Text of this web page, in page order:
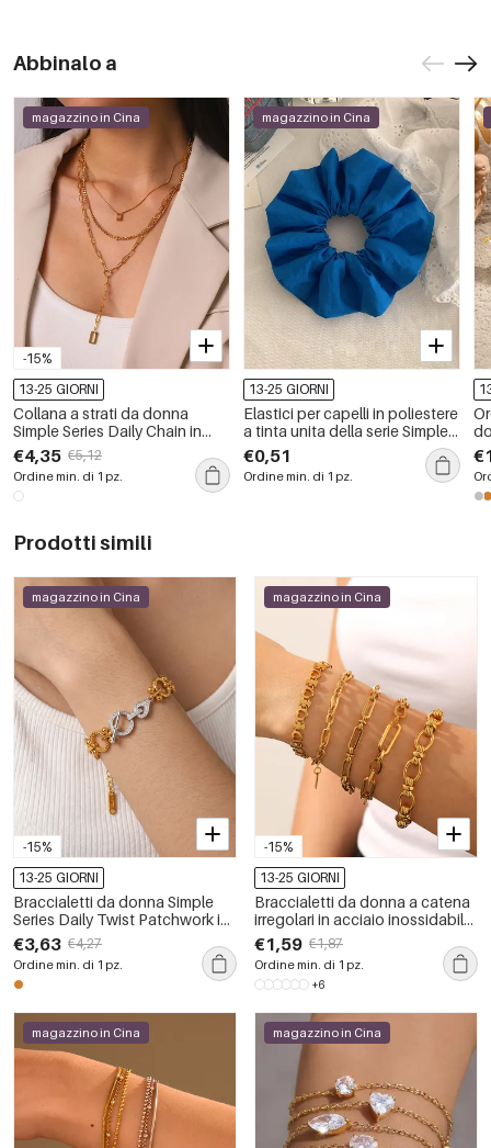
Abbinalo a
-15%
magazzino in Cina
13-25 GIORNI
Collana a strati da donna
Simple Series Daily Chain in
acciaio inossidabile
impermeabile color oro
€4,35 €5,12
Ordine min. di 1 pz.
magazzino in Cina
13-25 GIORNI
Elastici per capelli in poliestere
a tinta unita della serie Simple
Daily Flower
€0,51
Ordine min. di 1 pz.
e
Prodotti simili
-15%
magazzino in Cina
13-25 GIORNI
Braccialetti da donna Simple
Series Daily Twist Patchwork in
acciaio inossidabile
impermeabile color oro con
catena.
€3,63 €4,27
Ordine min. di 1 pz.
-15%
magazzino in Cina
13-25 GIORNI
Braccialetti da donna a catena
irregolari in acciaio inossidabile,
impermeabili, color oro, per tutti
i giorni.
€1,59 €1,87
Ordine min. di 1 pz.
+6
magazzino in Cina magazzino in Cina